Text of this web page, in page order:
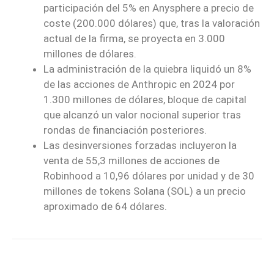
participación del 5% en Anysphere a precio de
coste (200.000 dólares) que, tras la valoración
actual de la firma, se proyecta en 3.000
millones de dólares.
La administración de la quiebra liquidó un 8%
de las acciones de Anthropic en 2024 por
1.300 millones de dólares, bloque de capital
que alcanzó un valor nocional superior tras
rondas de financiación posteriores.
Las desinversiones forzadas incluyeron la
venta de 55,3 millones de acciones de
Robinhood a 10,96 dólares por unidad y de 30
millones de tokens Solana (SOL) a un precio
aproximado de 64 dólares.